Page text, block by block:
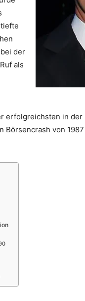
der
als
erfolgreichsten in der
Börsencrash von